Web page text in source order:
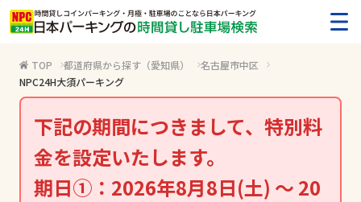
TOP 都道府県から探す（愛知県）
名古屋市中区
NPC24H大須パーキング
下記の期間につきまして、特別料
金を設定いたします。
期日①：2026年8月8日(土) ～ 20